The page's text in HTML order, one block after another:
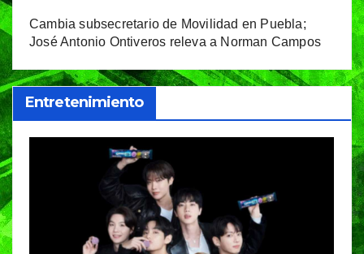
Cambia subsecretario de Movilidad en Puebla;
José Antonio Ontiveros releva a Norman Campos
Entretenimiento